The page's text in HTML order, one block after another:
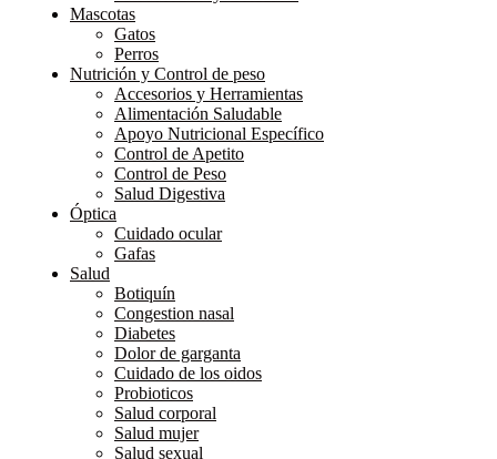
Mascotas
Gatos
Perros
Nutrición y Control de peso
Accesorios y Herramientas
Alimentación Saludable
Apoyo Nutricional Específico
Control de Apetito
Control de Peso
Salud Digestiva
Óptica
Cuidado ocular
Gafas
Salud
Botiquín
Congestion nasal
Diabetes
Dolor de garganta
Cuidado de los oidos
Probioticos
Salud corporal
Salud mujer
Salud sexual